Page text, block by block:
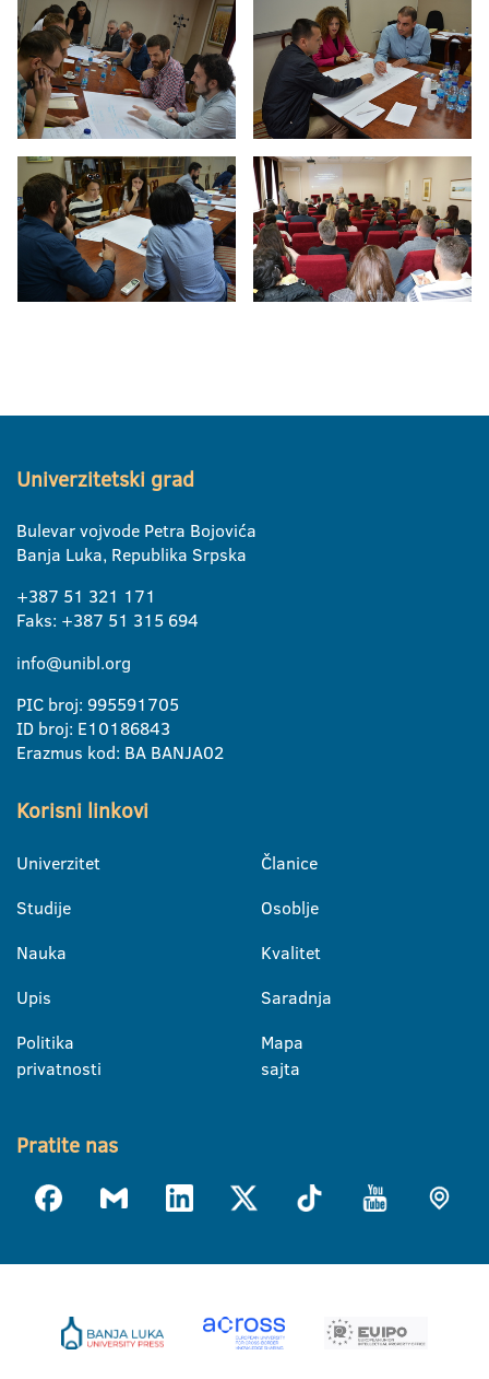
Univerzitetski grad
Bulevar vojvode Petra Bojovića
Banja Luka, Republika Srpska
+387 51 321 171
Faks: +387 51 315 694
info@unibl.org
PIC broj: 995591705
ID broj: E10186843
Erazmus kod: BA BANJA02
Korisni linkovi
Univerzitet
Studije
Nauka
Upis
Politika
privatnosti
Članice
Osoblje
Kvalitet
Saradnja
Mapa
sajta
Pratite nas